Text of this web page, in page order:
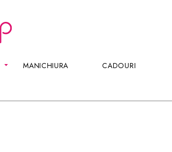
MANICHIURA CADOURI